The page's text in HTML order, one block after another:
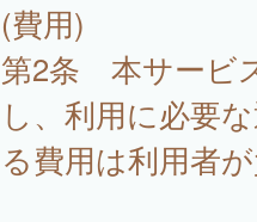
(費用)
第2条 本サービ
し、利用に必要
る費用は利用者